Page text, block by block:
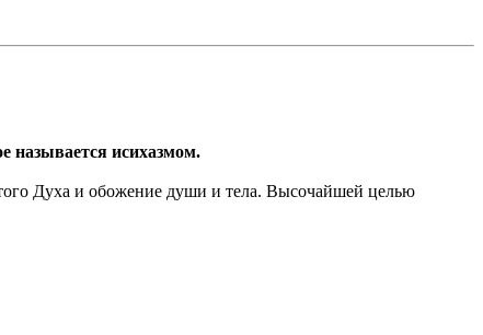
называется исихазмом.
Духа и обожение души и тела. Высочайшей целью